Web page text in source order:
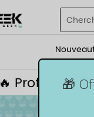
🔥 Profite de
🎁